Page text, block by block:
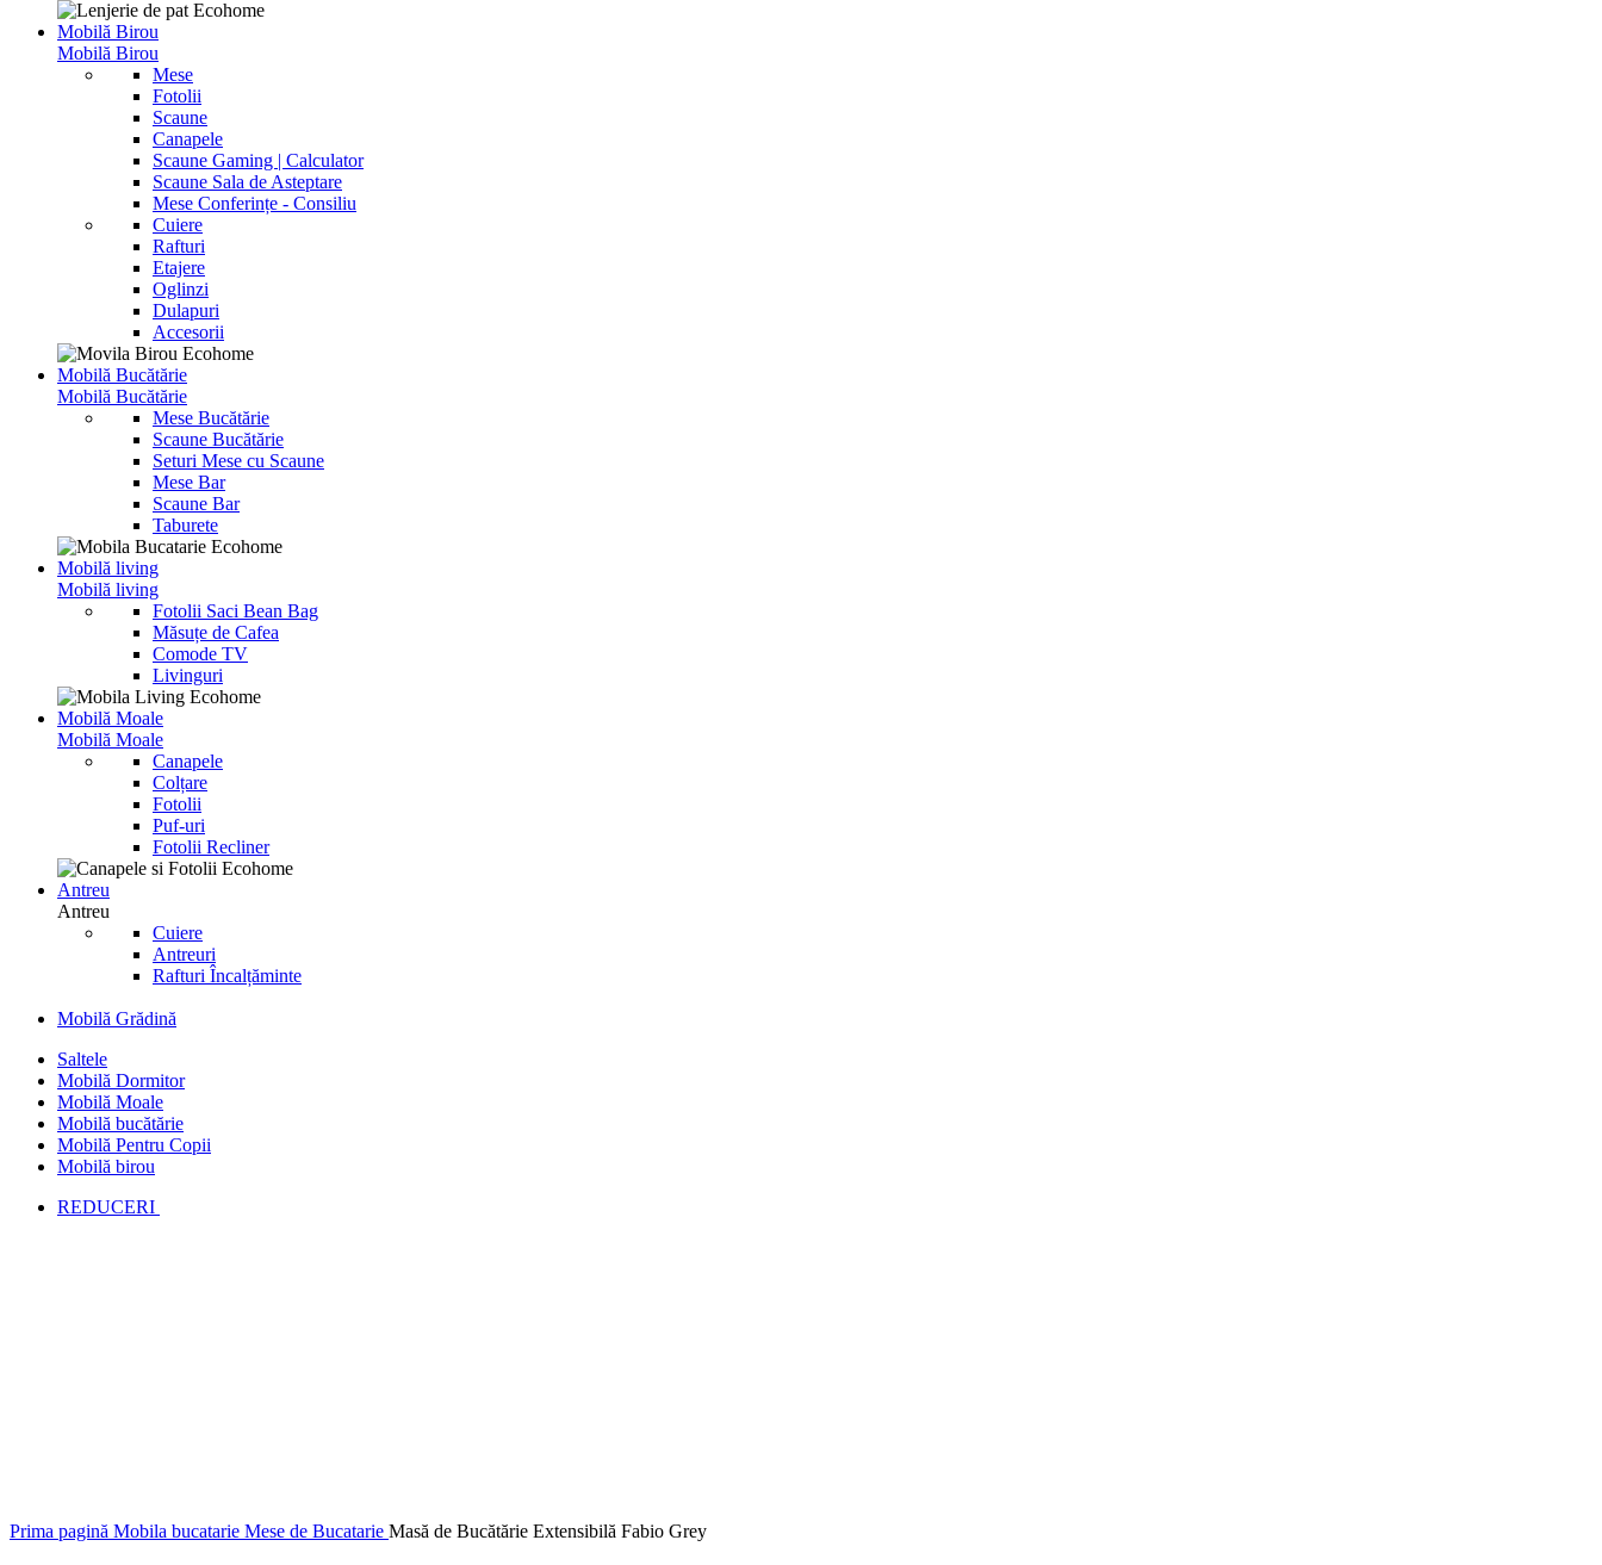
Mobilă Birou
Mobilă Birou
Mese
Fotolii
Scaune
Canapele
Scaune Gaming | Calculator
Scaune Sala de Asteptare
Mese Conferințe - Consiliu
Cuiere
Rafturi
Etajere
Oglinzi
Dulapuri
Accesorii
Mobilă Bucătărie
Mobilă Bucătărie
Mese Bucătărie
Scaune Bucătărie
Seturi Mese cu Scaune
Mese Bar
Scaune Bar
Taburete
Mobilă living
Mobilă living
Fotolii Saci Bean Bag
Măsuțe de Cafea
Comode TV
Livinguri
Mobilă Moale
Mobilă Moale
Canapele
Colțare
Fotolii
Puf-uri
Fotolii Recliner
Antreu
Antreu
Cuiere
Antreuri
Rafturi Încalțăminte
Mobilă Grădină
Saltele
Mobilă Dormitor
Mobilă Moale
Mobilă bucătărie
Mobilă Pentru Copii
Mobilă birou
REDUCERI
Prima pagină Mobila bucatarie Mese de Bucatarie Masă de Bucătărie Extensibilă Fabio Grey